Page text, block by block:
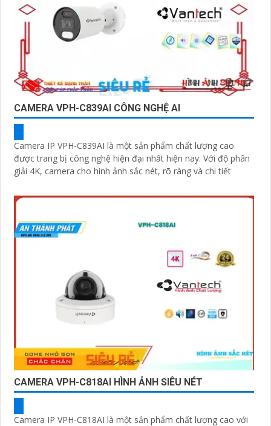
CAMERA VPH-C839AI CÔNG NGHỆ AI
Camera IP VPH-C839AI là một sản phẩm chất lượng cao
được trang bị công nghệ hiện đại nhất hiện nay. Với độ phân
giải 4K, camera cho hình ảnh sắc nét, rõ ràng và chi tiết
CAMERA VPH-C818AI HÌNH ẢNH SIÊU NÉT
Camera IP VPH-C818AI là một sản phẩm chất lượng cao với